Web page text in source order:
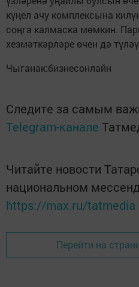
күңел ачу комплексына
соңга калмаска мөмкин.
хезмәткәрләре өчен дә
Чыганак:бизнесонлайн
Следите за самым
Telegram-канале
Читайте новости
национальном
https://max.ru/tatmedia
Перейти на